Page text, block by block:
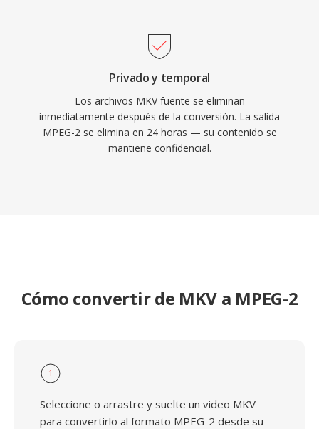
Privado y temporal
Los archivos MKV fuente se eliminan
inmediatamente después de la conversión. La salida
MPEG-2 se elimina en 24 horas — su contenido se
mantiene confidencial.
Cómo convertir de MKV a MPEG-2
1
Seleccione o arrastre y suelte un video MKV
para convertirlo al formato MPEG-2 desde su